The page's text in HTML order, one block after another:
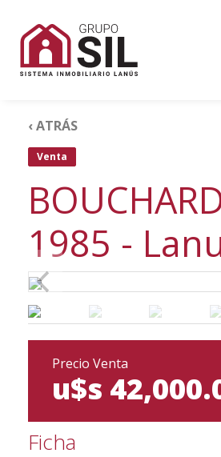
‹ ATRÁS
Venta
1985 -
Precio Venta
u$s
Ficha